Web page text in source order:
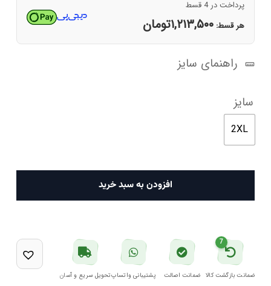
پرداخت در 4 قسط
هر قسط:۱,۲۱۳,۵۰۰تومان
راهنمای سایز
سایز
2XL
مردانه
پیرکاردین
عدد
افزودن به سبد خرید
7
ضمانت بازگشت کالا ضمانت اصالت پشتیبانی واتساپتحویل سریع و آسان